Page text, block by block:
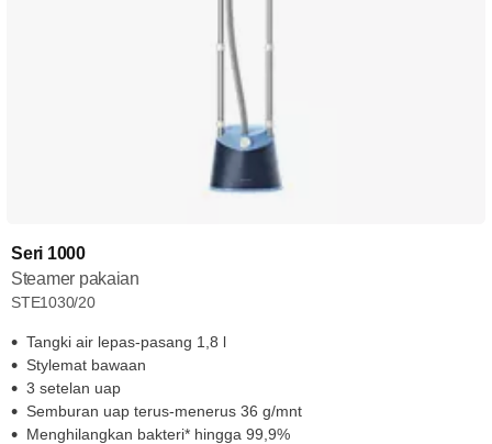
Seri 1000
Steamer pakaian
STE1030/20
Tangki air lepas-pasang 1,8 l
Stylemat bawaan
3 setelan uap
Semburan uap terus-menerus 36 g/mnt
Menghilangkan bakteri* hingga 99,9%